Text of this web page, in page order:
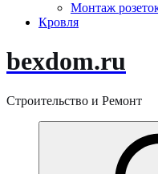
Монтаж
Кровля
bexdom.ru
Строительство и Ремонт